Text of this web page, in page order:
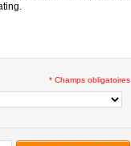
* Champs obligatoires